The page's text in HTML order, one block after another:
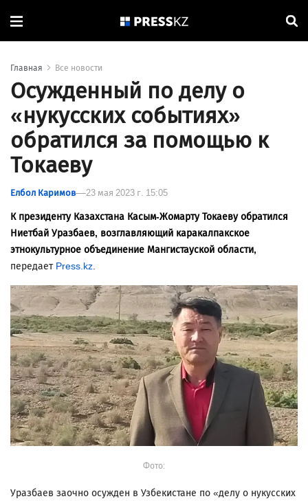
Главная Все новости
Осужденный по делу о
«нукусских событиях»
обратился за помощью к
Токаеву
Елбол Каримов 23 мая 2023 г. 15:05
К президенту Казахстана Касым-Жомарту Токаеву обратился
Ниетбай Уразбаев, возглавляющий каракалпакское
этнокультурное объединение Мангистауской области,
передает Press.kz.
Фото:
Уразбаев заочно осужден в Узбекистане по «делу о нукусских